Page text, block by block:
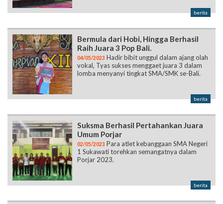
berita
Bermula dari Hobi, Hingga Berhasil
Raih Juara 3 Pop Bali.
04/05/2023 Hadir bibit unggul dalam ajang olah
vokal, Tyas sukses menggaet juara 3 dalam
lomba menyanyi tingkat SMA/SMK se-Bali.
berita
Suksma Berhasil Pertahankan Juara
Umum Porjar
02/05/2023 Para atlet kebanggaan SMA Negeri
1 Sukawati torehkan semangatnya dalam
Porjar 2023.
berita